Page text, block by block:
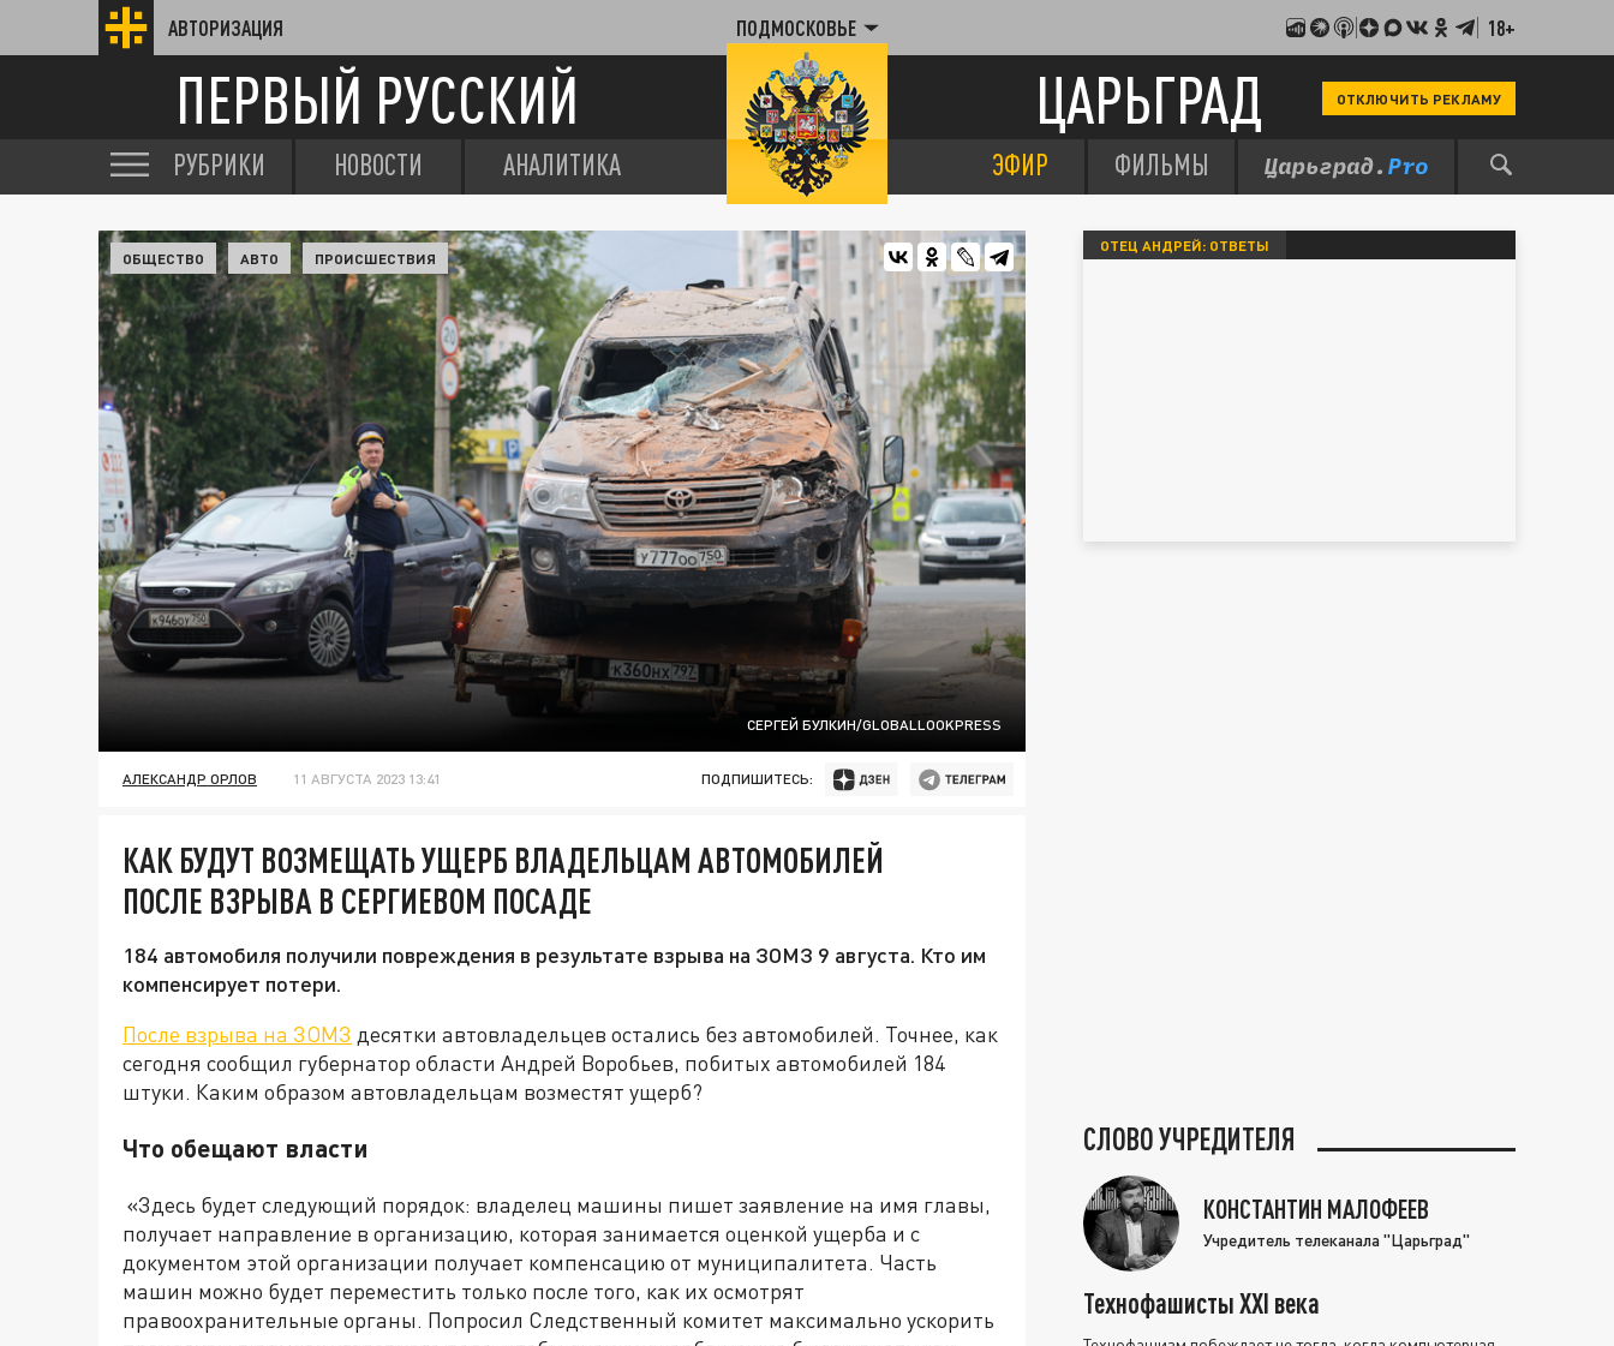
АВТОРИЗАЦИЯ ПОДМОСКОВЬЕ 18+
ПЕРВЫЙ РУССКИЙ ЦАРЬГРАД ОТКЛЮЧИТЬ РЕКЛАМУ
РУБРИКИ НОВОСТИ АНАЛИТИКА ЭФИР ФИЛЬМЫ
СЕРГЕЙ БУЛКИН/GLOBALLOOKPRESS
ОБЩЕСТВО АВТО ПРОИСШЕСТВИЯ
АЛЕКСАНДР ОРЛОВ 11 АВГУСТА 2023 13:41 ПОДПИШИТЕСЬ:
КАК БУДУТ ВОЗМЕЩАТЬ УЩЕРБ ВЛАДЕЛЬЦАМ АВТОМОБИЛЕЙ
ПОСЛЕ ВЗРЫВА В СЕРГИЕВОМ ПОСАДЕ
184 автомобиля получили повреждения в результате взрыва на ЗОМЗ 9 августа. Кто им
компенсирует потери.
После взрыва на ЗОМЗ десятки автовладельцев остались без автомобилей. Точнее, как
сегодня сообщил губернатор области Андрей Воробьев, побитых автомобилей 184
штуки. Каким образом автовладельцам возместят ущерб?
Что обещают власти
«Здесь будет следующий порядок: владелец машины пишет заявление на имя главы,
получает направление в организацию, которая занимается оценкой ущерба и с
документом этой организации получает компенсацию от муниципалитета. Часть
машин можно будет переместить только после того, как их осмотрят
правоохранительные органы. Попросил Следственный комитет максимально ускорить
ОТЕЦ АНДРЕЙ: ОТВЕТЫ
СЛОВО УЧРЕДИТЕЛЯ
КОНСТАНТИН МАЛОФЕЕВ
Учредитель телеканала "Царьград"
Технофашисты XXI века